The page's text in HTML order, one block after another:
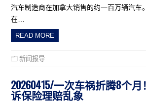
汽车制造商在加拿大销售的约一百万辆汽车
在…
READ MORE
新闻报导
20260415/一次车祸折腾8个
诉保险理赔乱象